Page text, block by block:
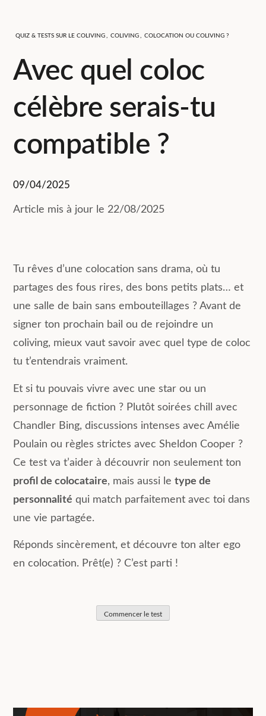
QUIZ & TESTS SUR LE COLIVING COLIVING COLOCATION OU COLIVING ?
Avec quel coloc
célèbre serais-tu
compatible ?
09/04/2025
Article mis à jour le 22/08/2025
Tu rêves d’une colocation sans drama, où tu
partages des fous rires, des bons petits plats… et
une salle de bain sans embouteillages ? Avant de
signer ton prochain bail ou de rejoindre un
coliving, mieux vaut savoir avec quel type de coloc
tu t’entendrais vraiment.
Et si tu pouvais vivre avec une star ou un
personnage de fiction ? Plutôt soirées chill avec
Chandler Bing, discussions intenses avec Amélie
Poulain ou règles strictes avec Sheldon Cooper ?
Ce test va t’aider à découvrir non seulement ton
profil de colocataire, mais aussi letype de
personnalité qui match parfaitement avec toi dans
une vie partagée.
Réponds sincèrement, et découvre ton alter ego
en colocation. Prêt(e) ? C’est parti !
Commencer le test